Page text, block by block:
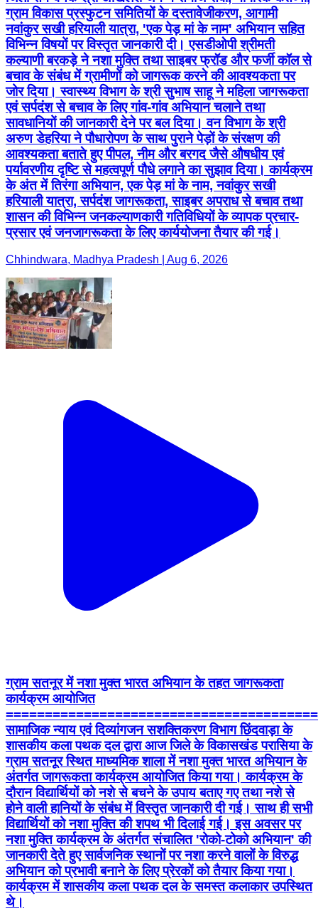
ग्राम विकास प्रस्फुटन समितियों के दस्तावेजीकरण, आगामी
नवांकुर सखी हरियाली यात्रा, 'एक पेड़ मां के नाम' अभियान सहित
विभिन्न विषयों पर विस्तृत जानकारी दी। एसडीओपी श्रीमती
कल्याणी बरकड़े ने नशा मुक्ति तथा साइबर फ्रॉड और फर्जी कॉल से
बचाव के संबंध में ग्रामीणों को जागरूक करने की आवश्यकता पर
जोर दिया। स्वास्थ्य विभाग के श्री सुभाष साहू ने महिला जागरूकता
एवं सर्पदंश से बचाव के लिए गांव-गांव अभियान चलाने तथा
सावधानियों की जानकारी देने पर बल दिया। वन विभाग के श्री
अरुण डेहरिया ने पौधारोपण के साथ पुराने पेड़ों के संरक्षण की
आवश्यकता बताते हुए पीपल, नीम और बरगद जैसे औषधीय एवं
पर्यावरणीय दृष्टि से महत्वपूर्ण पौधे लगाने का सुझाव दिया। कार्यक्रम
के अंत में तिरंगा अभियान, एक पेड़ मां के नाम, नवांकुर सखी
हरियाली यात्रा, सर्पदंश जागरूकता, साइबर अपराध से बचाव तथा
शासन की विभिन्न जनकल्याणकारी गतिविधियों के व्यापक प्रचार-
प्रसार एवं जनजागरूकता के लिए कार्ययोजना तैयार की गई।
Chhindwara, Madhya Pradesh | Aug 6, 2026
ग्राम सतनूर में नशा मुक्त भारत अभियान के तहत जागरूकता
कार्यक्रम आयोजित
सामाजिक न्याय एवं दिव्यांगजन सशक्तिकरण विभाग छिंदवाड़ा के
शासकीय कला पथक दल द्वारा आज जिले के विकासखंड परासिया के
ग्राम सतनूर स्थित माध्यमिक शाला में नशा मुक्त भारत अभियान के
अंतर्गत जागरूकता कार्यक्रम आयोजित किया गया। कार्यक्रम के
दौरान विद्यार्थियों को नशे से बचने के उपाय बताए गए तथा नशे से
होने वाली हानियों के संबंध में विस्तृत जानकारी दी गई। साथ ही सभी
विद्यार्थियों को नशा मुक्ति की शपथ भी दिलाई गई। इस अवसर पर
नशा मुक्ति कार्यक्रम के अंतर्गत संचालित 'रोको-टोको अभियान' की
जानकारी देते हुए सार्वजनिक स्थानों पर नशा करने वालों के विरुद्ध
अभियान को प्रभावी बनाने के लिए प्रेरकों को तैयार किया गया।
कार्यक्रम में शासकीय कला पथक दल के समस्त कलाकार उपस्थित
थे।